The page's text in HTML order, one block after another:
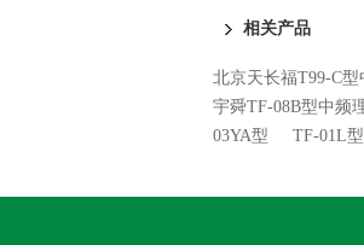
相关产品
北京天长福T99-C
宇舜TF-08B型中频
03YA型
TF-01L